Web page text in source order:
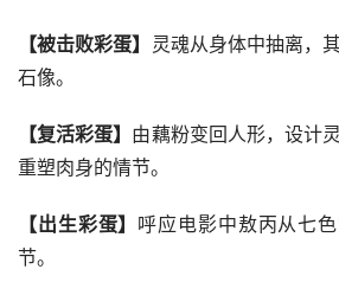
【被击败彩蛋】
灵魂从身体中抽离，
石像。
【复活彩蛋】 由藕粉变回人形，设计
重塑肉身的情节。
【出生彩蛋】 呼应电影中敖丙从七
节。